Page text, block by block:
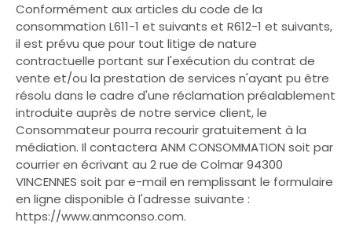
Conformément aux articles du code de la
consommation L611-1 et suivants et R612-1 et suivants,
il est prévu que pour tout litige de nature
contractuelle portant sur l'exécution du contrat de
vente et/ou la prestation de services n'ayant pu être
résolu dans le cadre d'une réclamation préalablement
introduite auprès de notre service client, le
Consommateur pourra recourir gratuitement à la
médiation. Il contactera ANM CONSOMMATION soit par
courrier en écrivant au 2 rue de Colmar 94300
VINCENNES soit par e-mail en remplissant le formulaire
en ligne disponible à l'adresse suivante :
https://www.anmconso.com.